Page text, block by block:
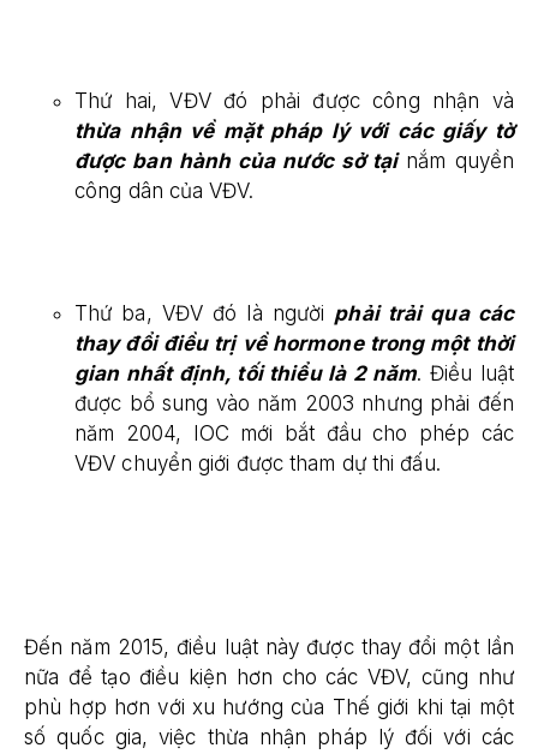
Thứ hai, VĐV đó phải được công nhận và
thừa nhận về mặt pháp lý với các giấy tờ
được ban hành của nước sở tạinắm quyền
công dân của VĐV.
Thứ ba, VĐV đó là người phải trải qua các
thay đổi điều trị về hormone trong một thời
gian nhất định, tối thiểu là 2 năm. Điều luật
được bổ sung vào năm 2003 nhưng phải đến
năm 2004, IOC mới bắt đầu cho phép các
VĐV chuyển giới được tham dự thi đấu.
Đến năm 2015, điều luật này được thay đổi một lần
nữa để tạo điều kiện hơn cho các VĐV, cũng như
phù hợp hơn với xu hướng của Thế giới khi tại một
số quốc gia, việc thừa nhận pháp lý đối với các